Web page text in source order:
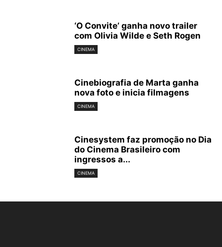
‘O Convite’ ganha novo trailer
com Olivia Wilde e Seth Rogen
CINEMA
Cinebiografia de Marta ganha
nova foto e inicia filmagens
CINEMA
Cinesystem faz promoção no Dia
do Cinema Brasileiro com
ingressos a...
CINEMA